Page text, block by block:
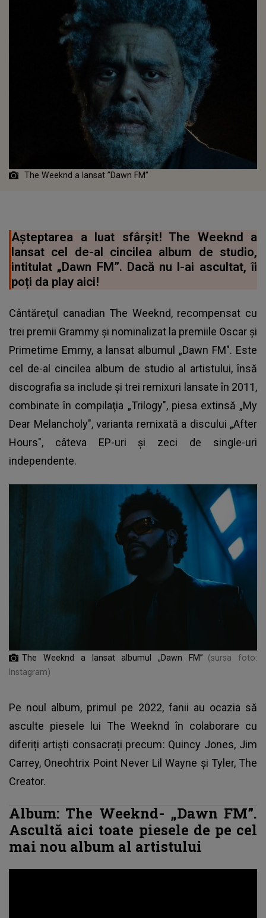
The Weeknd a lansat ”Dawn FM”
Așteptarea a luat sfârșit! The Weeknd a
lansat cel de-al cincilea album de studio,
intitulat „Dawn FM”. Dacă nu l-ai ascultat, îi
poți da play aici!
Cântăreţul canadian The Weeknd, recompensat cu
trei premii Grammy şi nominalizat la premiile Oscar şi
Primetime Emmy, a lansat albumul „Dawn FM". Este
cel de-al cincilea album de studio al artistului, însă
discografia sa include şi trei remixuri lansate în 2011,
combinate în compilaţia „Trilogy", piesa extinsă „My
Dear Melancholy", varianta remixată a discului „After
Hours", câteva EP-uri şi zeci de single-uri
independente.
The Weeknd a lansat albumul „Dawn FM”
(sursa foto:
Instagram)
Pe noul album, primul pe 2022, fanii au ocazia să
asculte piesele lui The Weeknd în colaborare cu
diferiți artiști consacrați precum: Quincy Jones, Jim
Carrey, Oneohtrix Point Never Lil Wayne și Tyler, The
Creator.
Album: The Weeknd- „Dawn FM”.
Ascultă aici toate piesele de pe cel
mai nou album al artistului